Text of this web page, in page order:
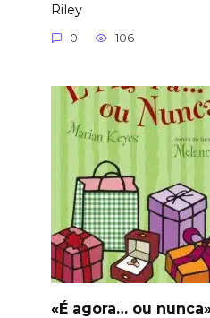
Riley
0 106
«É agora… ou